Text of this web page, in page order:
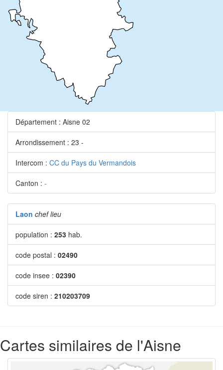
Département : Aisne 02
Arrondissement : 23 -
Intercom : CC du Pays du Vermandois
Canton : -
Laon chef lieu
population : 253 hab.
code postal : 02490
code insee : 02390
code siren : 210203709
Cartes similaires de l'Aisne